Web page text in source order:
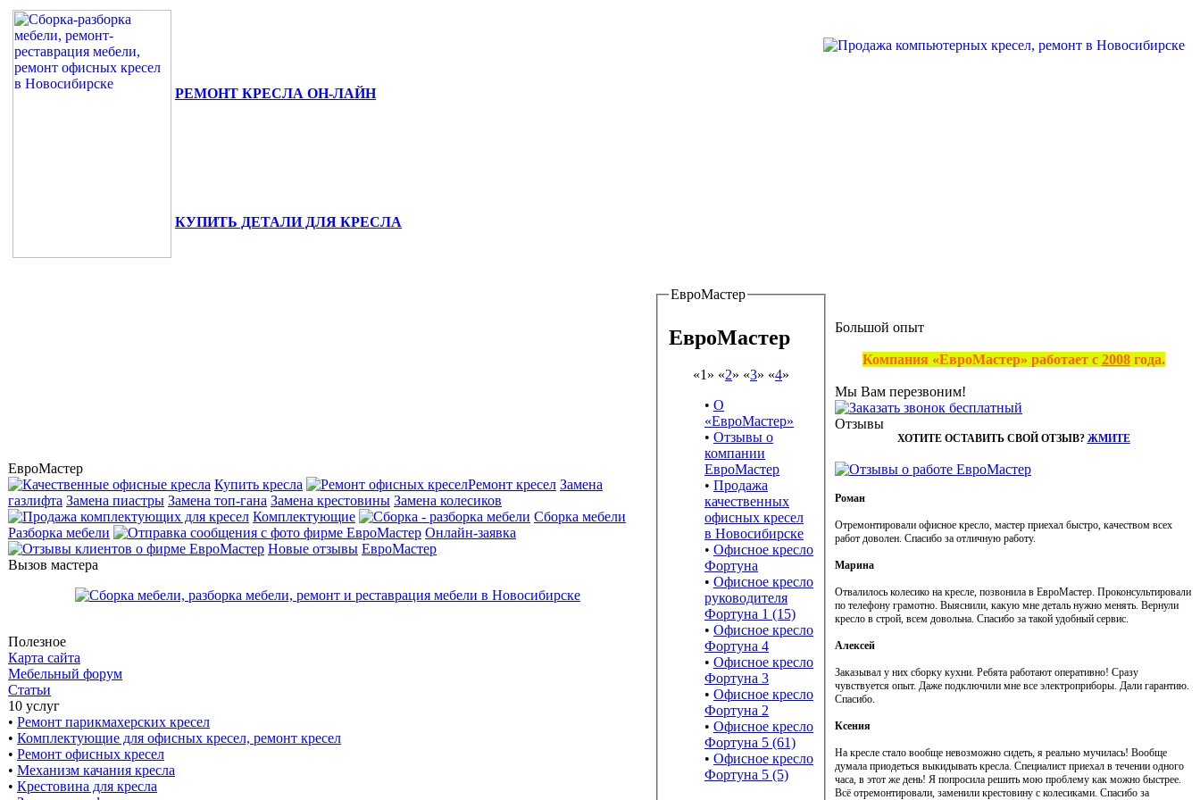
РЕМОНТ КРЕСЛА ОН-ЛАЙН
КУПИТЬ ДЕТАЛИ ДЛЯ КРЕСЛА
ЕвроМастер
Купить кресла
Ремонт кресел Замена
газлифта Замена пиастры Замена топ-гана Замена крестовины Замена колесиков
Комплектующие
Сборка мебели
Разборка мебели
Онлайн-заявка
Новые отзывы ЕвроМастер
Вызов мастера
Полезное
Карта сайта
Мебельный форум
Статьи
10 услуг
• Ремонт парикмахерских кресел
• Комплектующие для офисных кресел, ремонт кресел
• Ремонт офисных кресел
• Механизм качания кресла
• Крестовина для кресла
ЕвроМастер
ЕвроМастер
«1» «2 » «3 » «4»
• О
«ЕвроМастер»
• Отзывы о
компании
ЕвроМастер
• Продажа
качественных
офисных кресел
в Новосибирске
• Офисное кресло
Фортуна
• Офисное кресло
руководителя
Фортуна 1 (15)
• Офисное кресло
Фортуна 4
• Офисное кресло
Фортуна 3
• Офисное кресло
Фортуна 2
• Офисное кресло
Фортуна 5 (61)
• Офисное кресло
Фортуна 5 (5)
Большой опыт
Компания «ЕвроМастер» работает с 2008года.
Мы Вам перезвоним!
Отзывы
ХОТИТЕ ОСТАВИТЬ СВОЙ ОТЗЫВ? ЖМИТЕ
Роман
Отремонтировали офисное кресло, мастер приехал быстро, качеством всех
работ доволен. Спасибо за отличную работу.
Марина
Отвалилось колесико на кресле, позвонила в ЕвроМастер. Проконсультировали
по телефону грамотно. Выяснили, какую мне деталь нужно менять. Вернули
кресло в строй, всем довольна. Спасибо за такой удобный сервис.
Алексей
Заказывал у них сборку кухни. Ребята работают оперативно! Сразу
чувствуется опыт. Даже подключили мне все электроприборы. Дали гарантию.
Спасибо.
Ксения
На кресле стало вообще невозможно сидеть, я реально мучилась! Вообще
думала приодеться выкидывать кресла. Специалист приехал в течении одного
часа, в этот же день! Я попросила решить мою проблему как можно быстрее.
Всё отремонтировали, заменили крестовину с колесиками. Спасибо за